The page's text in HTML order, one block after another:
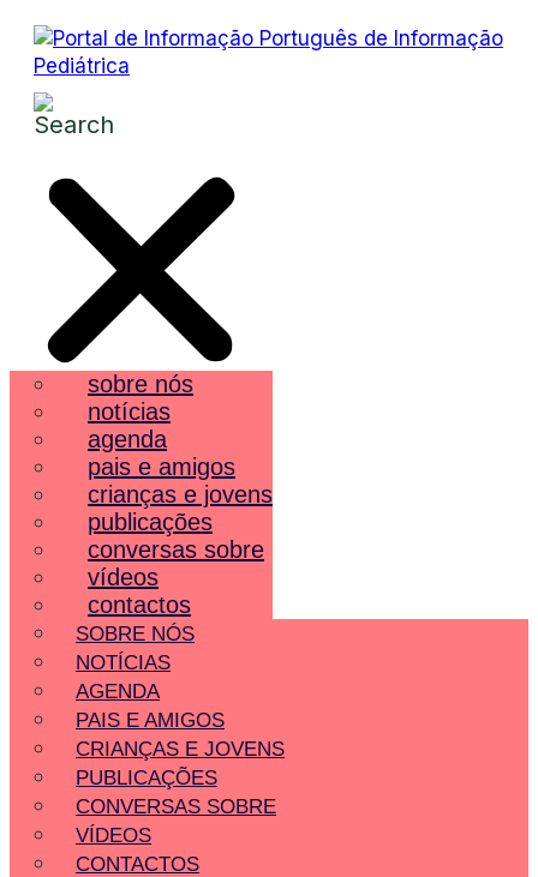
sobre nós
notícias
agenda
pais e amigos
crianças e jovens
publicações
conversas sobre
vídeos
contactos
SOBRE NÓS
NOTÍCIAS
AGENDA
PAIS E AMIGOS
CRIANÇAS E JOVENS
PUBLICAÇÕES
CONVERSAS SOBRE
VÍDEOS
CONTACTOS